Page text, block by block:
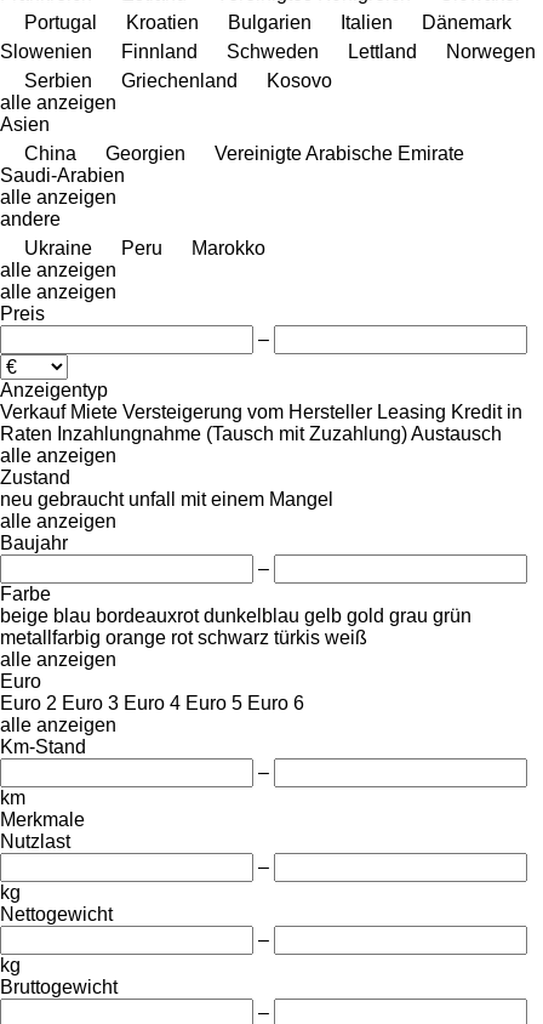
Portugal
Kroatien Bulgarien Italien
Dänemark
Slowenien
Finnland Schweden Lettland
Norwegen
Serbien
Griechenland
Kosovo
alle anzeigen
Asien
China
Georgien
Vereinigte Arabische Emirate
Saudi-Arabien
alle anzeigen
andere
Ukraine
Peru
Marokko
alle anzeigen
alle anzeigen
Preis
–
Anzeigentyp
Verkauf Miete Versteigerung vom Hersteller Leasing Kredit in
Raten Inzahlungnahme (Tausch mit Zuzahlung)Austausch
alle anzeigen
Zustand
neu gebraucht unfall
mit einem Mangel
alle anzeigen
Baujahr
–
Farbe
beige blau bordeauxrot dunkelblau gelb gold grau grün
metallfarbig orange rot schwarz türkis weiß
alle anzeigen
Euro
Euro 2 Euro 3 Euro 4 Euro 5 Euro 6
alle anzeigen
Km-Stand
–
km
Merkmale
Nutzlast
–
kg
Nettogewicht
–
kg
Bruttogewicht
–